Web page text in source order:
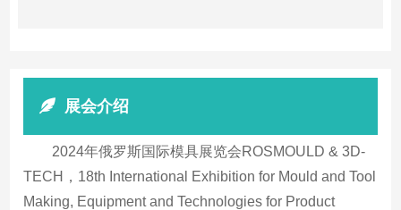
展会介绍
2024年俄罗斯国际模具展览会ROSMOULD & 3D-
TECH，18th International Exhibition for Mould and Tool
Making, Equipment and Technologies for Product